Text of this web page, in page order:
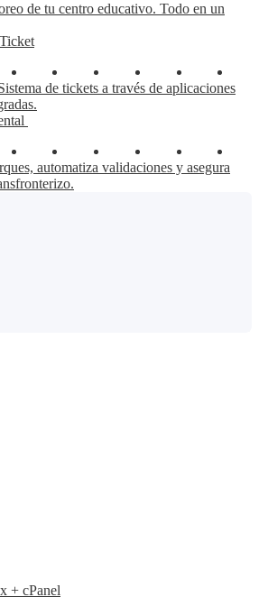
de tu centro educativo. Todo en un
de tickets a través de aplicaciones
automatiza validaciones y asegura
+ cPanel